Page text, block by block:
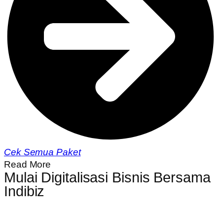
Cek Semua Paket
Read More
Mulai Digitalisasi Bisnis Bersama
Indibiz